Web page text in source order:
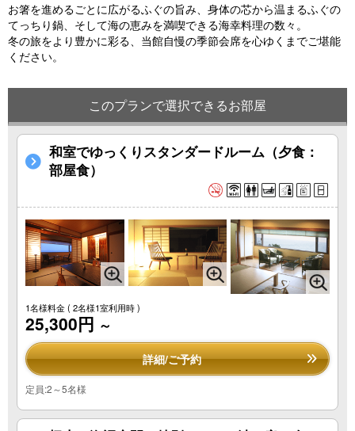
お箸を進めるごとに広がるふぐの旨み、身体の芯から温まるふぐの
てっちり鍋、そして海の恵みを満喫できる海幸料理の数々。
冬の旅をより豊かに彩る、当館自慢の季節会席を心ゆくまでご堪能
ください。
このプランで選択できるお部屋
和室でゆっくりスタンダードルーム（夕食：
部屋食）
1名様料金( 2名様1室利用時 )
25,300円 ～
詳細/ご予約
定員:2～5名様